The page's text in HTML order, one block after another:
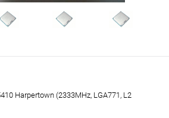
Harpertown (2333MHz, LGA771, L2